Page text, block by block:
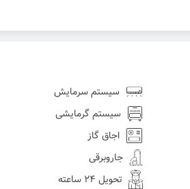
سیستم سرمایش
سیستم گرمایشی
اجاق گاز
جاروبرقی
تحویل 24 ساعته